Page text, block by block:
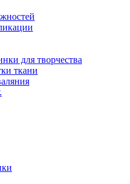
для творчества
ткани